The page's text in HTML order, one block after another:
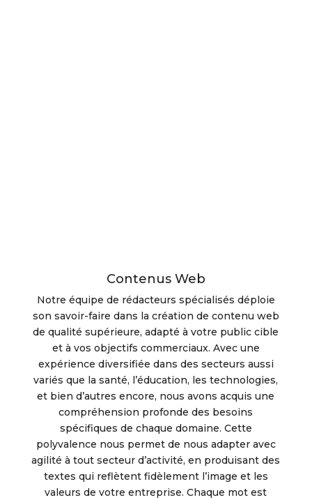
Contenus Web
Notre équipe de rédacteurs spécialisés déploie
son savoir-faire dans la création de contenu web
de qualité supérieure, adapté à votre public cible
et à vos objectifs commerciaux. Avec une
expérience diversifiée dans des secteurs aussi
variés que la santé, l’éducation, les technologies,
et bien d’autres encore, nous avons acquis une
compréhension profonde des besoins
spécifiques de chaque domaine. Cette
polyvalence nous permet de nous adapter avec
agilité à tout secteur d’activité, en produisant des
textes qui reflètent fidèlement l’image et les
valeurs de votre entreprise. Chaque mot est